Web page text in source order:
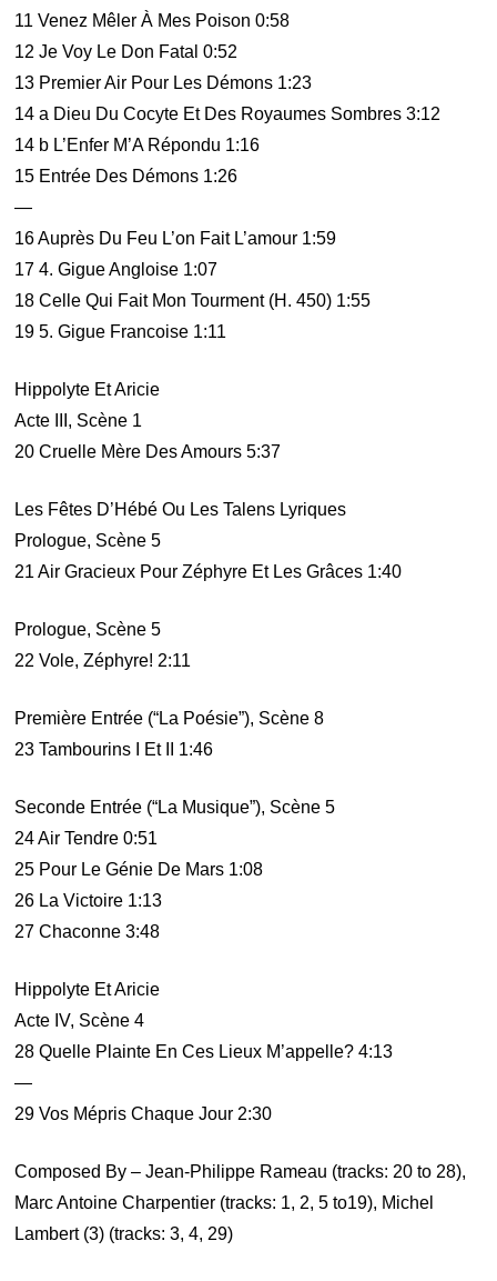
11 Venez Mêler À Mes Poison 0:58
12 Je Voy Le Don Fatal 0:52
13 Premier Air Pour Les Démons 1:23
14 a Dieu Du Cocyte Et Des Royaumes Sombres 3:12
14 b L’Enfer M’A Répondu 1:16
15 Entrée Des Démons 1:26
—
16 Auprès Du Feu L’on Fait L’amour 1:59
17 4. Gigue Angloise 1:07
18 Celle Qui Fait Mon Tourment (H. 450) 1:55
19 5. Gigue Francoise 1:11
Hippolyte Et Aricie
Acte III, Scène 1
20 Cruelle Mère Des Amours 5:37
Les Fêtes D’Hébé Ou Les Talens Lyriques
Prologue, Scène 5
21 Air Gracieux Pour Zéphyre Et Les Grâces 1:40
Prologue, Scène 5
22 Vole, Zéphyre! 2:11
Première Entrée (“La Poésie”), Scène 8
23 Tambourins I Et II 1:46
Seconde Entrée (“La Musique”), Scène 5
24 Air Tendre 0:51
25 Pour Le Génie De Mars 1:08
26 La Victoire 1:13
27 Chaconne 3:48
Hippolyte Et Aricie
Acte IV, Scène 4
28 Quelle Plainte En Ces Lieux M’appelle? 4:13
—
29 Vos Mépris Chaque Jour 2:30
Composed By – Jean-Philippe Rameau (tracks: 20 to 28),
Marc Antoine Charpentier (tracks: 1, 2, 5 to19), Michel
Lambert (3) (tracks: 3, 4, 29)